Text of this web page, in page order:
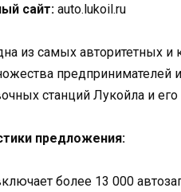
сайт: auto.lukoil.ru
из самых авторитетных и
предпринимателей
станций Лукойла и его
предложения:
более 13 000